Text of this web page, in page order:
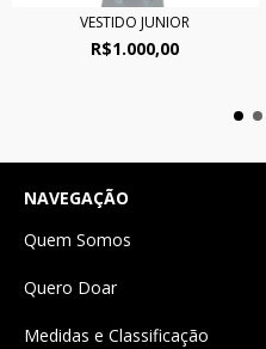
VESTIDO JUNIOR
R$1.000,00
NAVEGAÇÃO
Quem Somos
Quero Doar
Medidas e Classificação